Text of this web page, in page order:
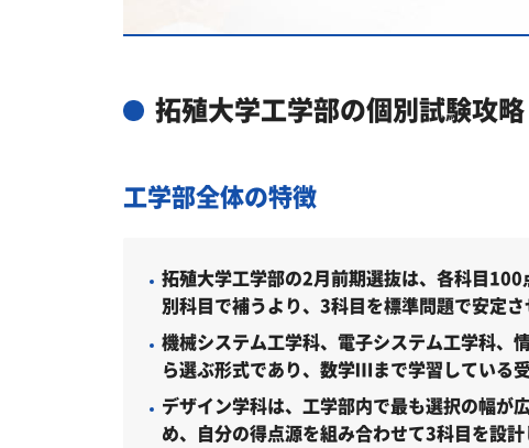
拓殖大学工学部の入試日程
拓殖大学工学部の受験情報
総合型選抜Ⅰ期（基礎力評価方式）（2027年
総合型選抜Ⅰ期（プレゼン方式）（2027年度
総合型選抜Ⅰ期（自己推薦方式）（2027年度
総合型選抜Ⅰ期（工学部女子枠）（2027年度
拓殖大学工学部の個別試験攻略
工学部全体の特徴
拓殖大学工学部の2月前期選抜は、各科目
別科目で補うより、3科目を標準問題で安定さ
機械システム工学科、電子システム工学科
ら選ぶ形式であり、数学Ⅲまで学習してい
デザイン学科は、工学部内で最も選択の幅
め、自分の得点源を組み合わせて3科目を設計